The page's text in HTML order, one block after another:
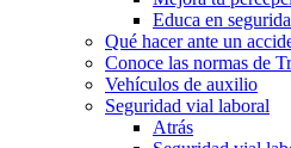
Educa en
Qué hacer ante un
Conoce las normas de
Vehículos de auxilio
Seguridad vial laboral
Atrás